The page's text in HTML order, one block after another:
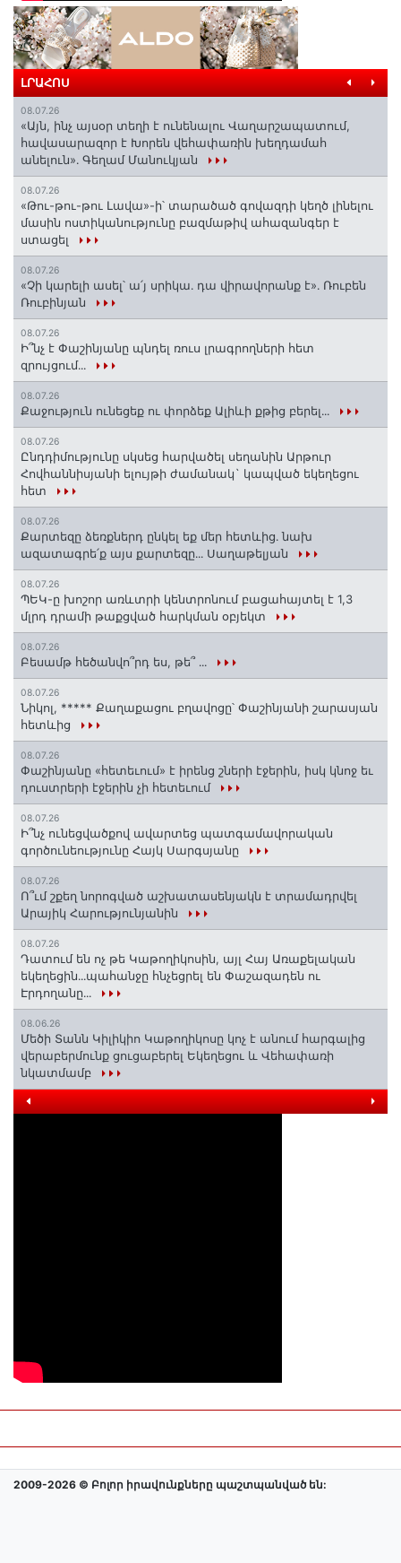
ԼՐԱՀՈՍ
08.07.26
«Այն, ինչ այսօր տեղի է ունենալու Վաղարշապատում,
հավասարազոր է Խորեն վեհափառին խեղդամահ
անելուն»․ Գեղամ Մանուկյան
08.07.26
«Թու-թու-թու Լավա»-ի՝ տարածած գովազդի կեղծ լինելու
մասին ոստիկանությունը բազմաթիվ ահազանգեր է
ստացել
08.07.26
«Չի կարելի ասել՝ ա՛յ սրիկա․ դա վիրավորանք է»․ Ռուբեն
Ռուբինյան
08.07.26
Ի՞նչ է Փաշինյանը պնդել ռուս լրագրողների հետ
զրույցում․․․
08.07.26
Քաջություն ունեցեք ու փորձեք Ալիևի քթից բերել․․․
08.07.26
Ընդդիմությունը սկսեց հարվածել սեղանին Արթուր
Հովհաննիսյանի ելույթի ժամանակ` կապված եկեղեցու
հետ
08.07.26
Քարտեզը ձեռքներդ ընկել եք մեր հետևից․ նախ
ազատագրե՛ք այս քարտեզը․․․ Սաղաթելյան
08.07.26
ՊԵԿ-ը խոշոր առևտրի կենտրոնում բացահայտել է 1,3
մլրդ դրամի թաքցված հարկման օբյեկտ
08.07.26
Բեսամթ հեծանվո՞րդ ես, թե՞ ․․․
08.07.26
Նիկոլ, ***** Քաղաքացու բղավոցը՝ Փաշինյանի շարասյան
հետևից
08.07.26
Փաշինյանը «հետեւում» է իրենց շների էջերին, իսկ կնոջ եւ
դուստրերի էջերին չի հետեւում
08.07.26
Ի՞նչ ունեցվածքով ավարտեց պատգամավորական
գործունեությունը Հայկ Սարգսյանը
08.07.26
Ո՞ւմ շքեղ նորոգված աշխատասենյակն է տրամադրվել
Արայիկ Հարությունյանին
08.07.26
Դատում են ոչ թե Կաթողիկոսին, այլ Հայ Առաքելական
եկեղեցին․․․պահանջը հնչեցրել են Փաշազադեն ու
Էրդողանը․․․
08.06.26
Մեծի Տանն Կիլիկիո Կաթողիկոսը կոչ է անում հարգալից
վերաբերմունք ցուցաբերել Եկեղեցու և Վեհափառի
նկատմամբ
2009-2026 © Բոլոր իրավունքները պաշտպանված են: